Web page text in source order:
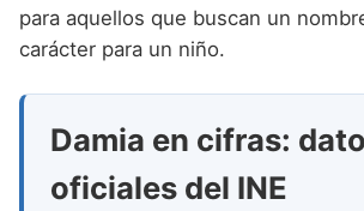
Nombres de niño que
para aquellos que buscan un
carácter para un niño.
Damia en cifras:
oficiales del INE